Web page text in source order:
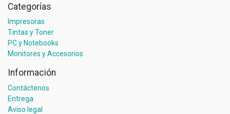
Categorías
Impresoras
Tintas y Toner
PC y Notebooks
Monitores y Accesorios
Información
Contáctenos
Entrega
Aviso legal